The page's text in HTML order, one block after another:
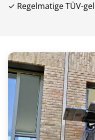
✓ Regelmatige TÜV-